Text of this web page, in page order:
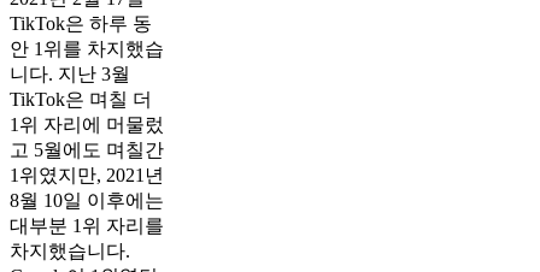
TikTok은 하루 동
안 1위를 차지했습
니다. 지난 3월
TikTok은 며칠 더
1위 자리에 머물렀
고 5월에도 며칠간
1위였지만, 2021년
8월 10일 이후에는
대부분 1위 자리를
차지했습니다.